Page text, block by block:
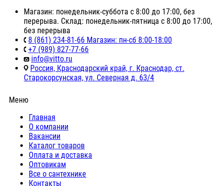
Магазин: понедельник-суббота с 8:00 до 17:00, без
перерыва. Склад: понедельник-пятница с 8:00 до 17:00,
без перерыва
8 (861) 234-81-66 Магазин: пн-сб 8:00-18:00
+7 (989) 827-77-66
info@vitto.ru
Россия, Краснодарский край, г. Краснодар, ст.
Старокорсунская, ул. Северная д. 63/4
Меню
Главная
О компании
Вакансии
Каталог товаров
Оплата и доставка
Оптовикам
Все о сантехнике
Контакты